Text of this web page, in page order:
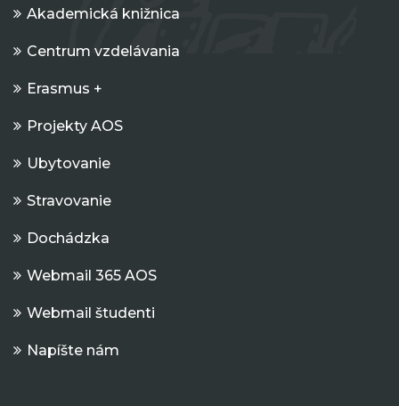
Akademická knižnica
Centrum vzdelávania
Erasmus +
Projekty AOS
Ubytovanie
Stravovanie
Dochádzka
Webmail 365 AOS
Webmail študenti
Napíšte nám